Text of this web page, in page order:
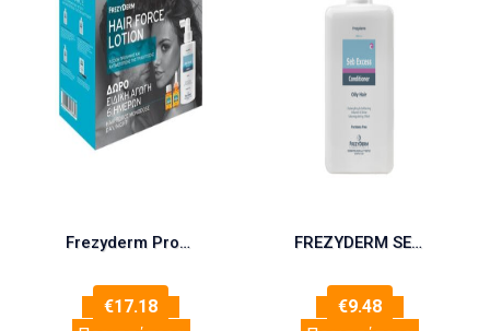
Frezyderm Promo Hair Force Lotion Extra 100ml & Δώρο 6 Hair Force Monodose
€17.18
FREZYDERM SEB EXCESS CONDITIONER 200ml
€9.48